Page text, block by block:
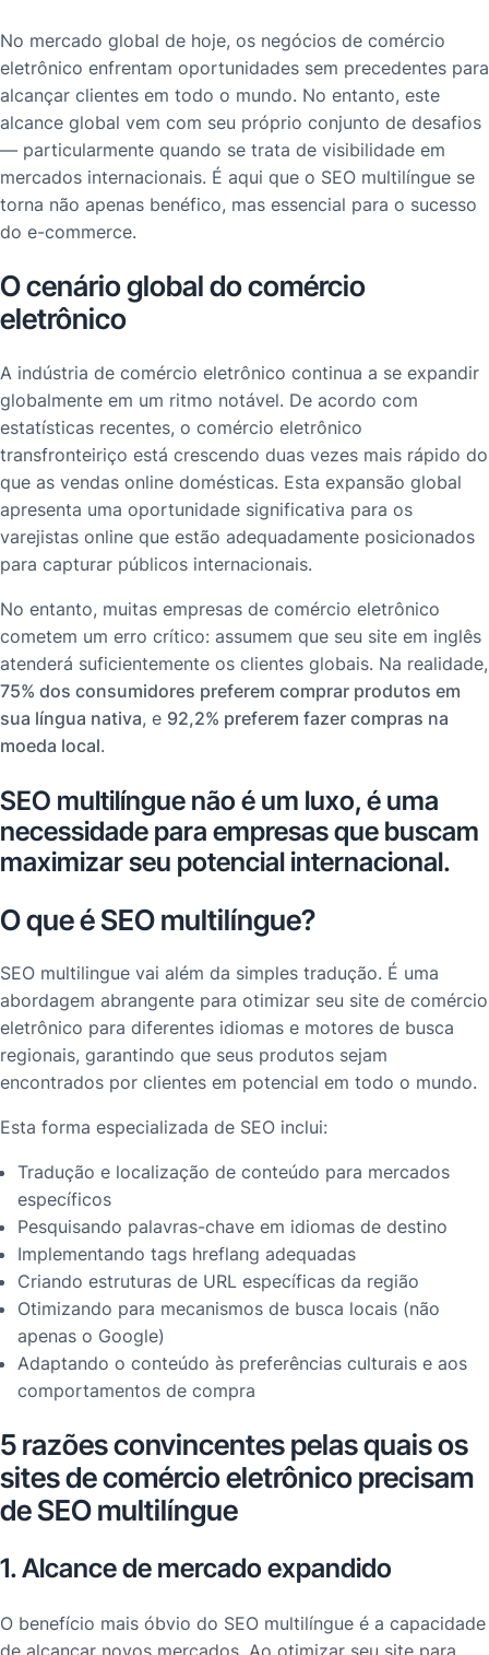
No mercado global de hoje, os negócios de comércio
eletrônico enfrentam oportunidades sem precedentes para
alcançar clientes em todo o mundo. No entanto, este
alcance global vem com seu próprio conjunto de desafios
— particularmente quando se trata de visibilidade em
mercados internacionais. É aqui que o SEO multilíngue se
torna não apenas benéfico, mas essencial para o sucesso
do e-commerce.
O cenário global do comércio
eletrônico
A indústria de comércio eletrônico continua a se expandir
globalmente em um ritmo notável. De acordo com
estatísticas recentes, o comércio eletrônico
transfronteiriço está crescendo duas vezes mais rápido do
que as vendas online domésticas. Esta expansão global
apresenta uma oportunidade significativa para os
varejistas online que estão adequadamente posicionados
para capturar públicos internacionais.
No entanto, muitas empresas de comércio eletrônico
cometem um erro crítico: assumem que seu site em inglês
atenderá suficientemente os clientes globais. Na realidade,
75% dos consumidores preferem comprar produtos em
sua língua nativa, e 92,2% preferem fazer compras na
moeda local.
SEO multilíngue não é um luxo, é uma
necessidade para empresas que buscam
maximizar seu potencial internacional.
O que é SEO multilíngue?
SEO multilingue vai além da simples tradução. É uma
abordagem abrangente para otimizar seu site de comércio
eletrônico para diferentes idiomas e motores de busca
regionais, garantindo que seus produtos sejam
encontrados por clientes em potencial em todo o mundo.
Esta forma especializada de SEO inclui:
Tradução e localização de conteúdo para mercados
específicos
Pesquisando palavras-chave em idiomas de destino
Implementando tags hreflang adequadas
Criando estruturas de URL específicas da região
Otimizando para mecanismos de busca locais (não
apenas o Google)
Adaptando o conteúdo às preferências culturais e aos
comportamentos de compra
5 razões convincentes pelas quais os
sites de comércio eletrônico precisam
de SEO multilíngue
1. Alcance de mercado expandido
O benefício mais óbvio do SEO multilíngue é a capacidade
de alcançar novos mercados. Ao otimizar seu site para